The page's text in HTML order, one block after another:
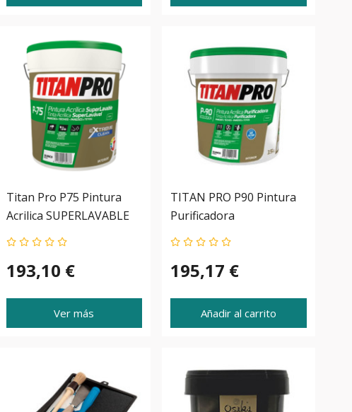
Titan Pro P75 Pintura
Acrilica SUPERLAVABLE
193,10 €
Ver más
TITAN PRO P90 Pintura
Purificadora
195,17 €
Añadir al carrito